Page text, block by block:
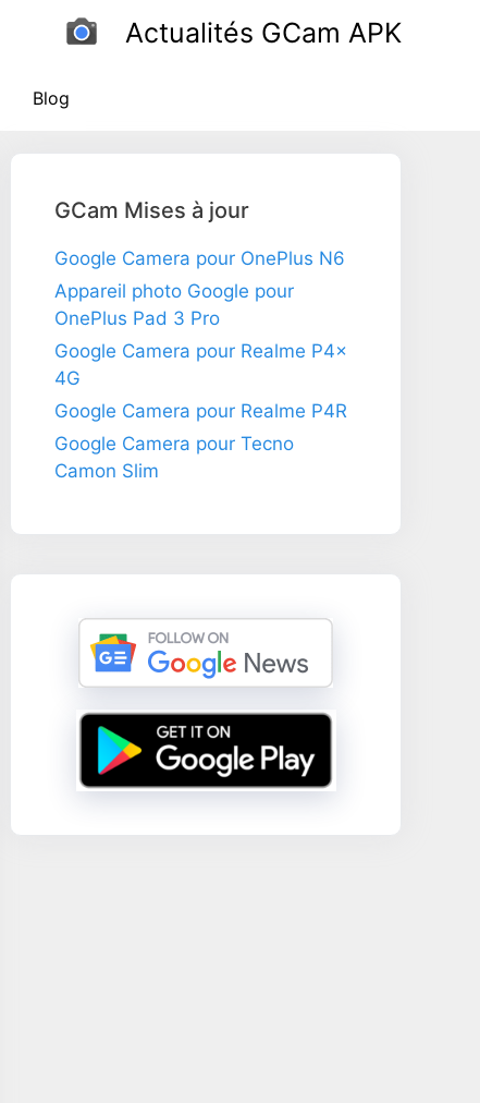
Actualités GCam APK
Blog
GCam Mises à jour
Google Camera pour OnePlus N6
Appareil photo Google pour
OnePlus Pad 3 Pro
Google Camera pour Realme P4x
4G
Google Camera pour Realme P4R
Google Camera pour Tecno
Camon Slim